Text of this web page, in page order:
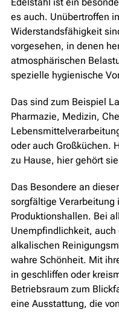
es auch. Unübertroffen
Widerstandsfähigkeit
vorgesehen, in denen
atmosphärischen
spezielle hygienische
Das sind zum Beispiel
Pharmazie, Medizin,
oder auch Großküchen.
zu Hause, hier gehört
Das Besondere an
sorgfältige Verarbeitung
Produktionshallen. Bei
Unempfindlichkeit,
alkalischen
wahre Schönheit. Mit
in geschliffen oder
Betriebsraum zum
eine Ausstattung, die